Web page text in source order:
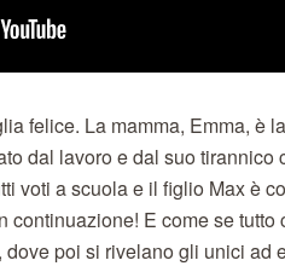
felice. La mamma, Emma, è
dal lavoro e dal suo
voti a scuola e il figlio Max è
E come se
poi si rivelano gli unici